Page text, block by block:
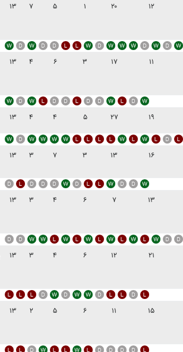
۱۳ ۷ ۵ ۱ ۲۰ ۱۲
۱۳ ۴ ۶ ۳ ۱۷ ۱۱
۱۳ ۴ ۴ ۵ ۲۷ ۱۹
۱۳ ۳ ۷ ۳ ۱۳ ۱۶
۱۳ ۳ ۴ ۶ ۷ ۱۳
۱۳ ۳ ۴ ۶ ۱۲ ۲۱
۱۳ ۲ ۵ ۶ ۱۱ ۱۵